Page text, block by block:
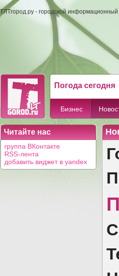
ТЛТгород.ру - городской
Погода сегодня
Бизнес
Читайте нас
группа ВКонтакте
RSS-лента
добавить виджет в yandex